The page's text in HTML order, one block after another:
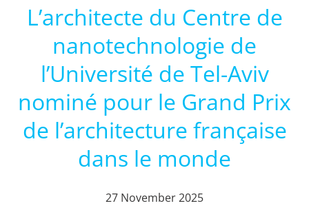
L’architecte du Centre de
nanotechnologie de
l’Université de Tel-Aviv
nominé pour le Grand Prix
de l’architecture française
dans le monde
27 November 2025